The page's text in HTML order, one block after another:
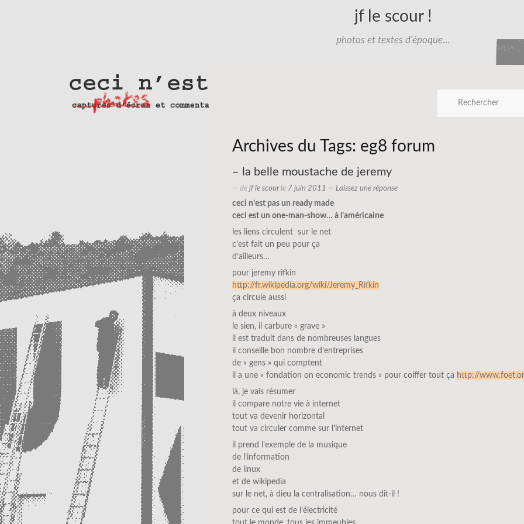
jf le scour !
photos et textes d'époque…
Archives du Tags: eg8 forum
– la belle moustache de jeremy
— de jf le scourle 7 juin 2011 — Laissez une réponse
ceci n’est pas un ready made
ceci est un one-man-show… à l’américaine
les liens circulent sur le net
c’est fait un peu pour ça
d’ailleurs…
pour jeremy rifkin
http://fr.wikipedia.org/wiki/Jeremy_Rifkin
ça circule aussi
à deux niveaux
le sien, il carbure « grave »
il est traduit dans de nombreuses langues
il conseille bon nombre d’entreprises
de « gens » qui comptent
il a une « fondation on economic trends » pour coiffer tout ça http://
là, je vais résumer
il compare notre vie à internet
tout va devenir horizontal
tout va circuler comme sur l’internet
il prend l’exemple de la musique
de l’information
de linux
et de wikipedia
sur le net, à dieu la centralisation… nous dit-il !
pour ce qui est de l’électricité